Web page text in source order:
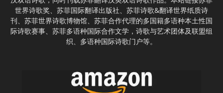
世界诗歌奖、苏菲国际翻译出版社、苏菲诗歌&翻译世界纸质诗
刊、苏菲世界诗歌博物馆、苏菲合作代理的多国籍多语种本土性国
际诗歌赛事、苏菲多语种国际合作文学，诗歌与艺术团体及联盟组
织、多语种国际诗歌门户等。